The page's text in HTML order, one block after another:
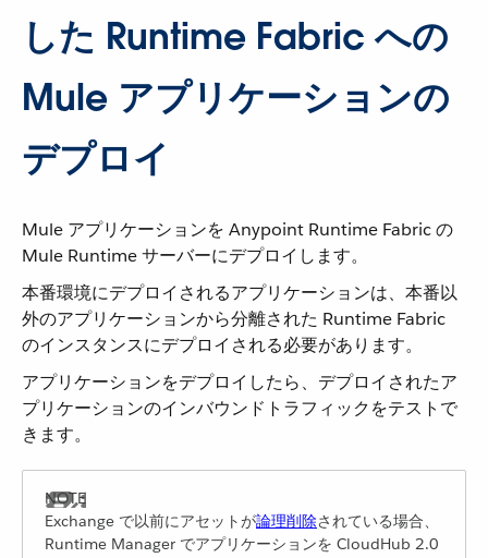
した Runtime Fabric への
Mule アプリケーションの
デプロイ
Mule アプリケーションを Anypoint Runtime Fabric の
Mule Runtime サーバーにデプロイします。
本番環境にデプロイされるアプリケーションは、本番以
外のアプリケーションから分離された Runtime Fabric
のインスタンスにデプロイされる必要があります。
アプリケーションをデプロイしたら、デプロイされたア
プリケーションのインバウンドトラフィックをテストで
きます。
Exchange で以前にアセットが​論理削除​されている場合、
Runtime Manager でアプリケーションを CloudHub 2.0